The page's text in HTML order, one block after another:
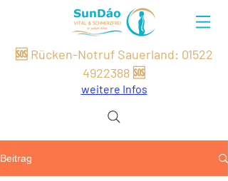
🆘 Rücken-Notruf Sauerland: 01522
4922388 🆘
weitere Infos
Beitrag